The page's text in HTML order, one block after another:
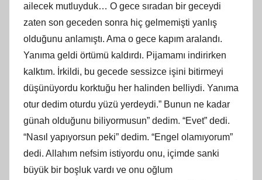
ailecek mutluyduk… O gece sıradan bir geceydi
zaten son geceden sonra hiç gelmemişti yanlış
olduğunu anlamıştı. Ama o gece kapım aralandı.
Yanıma geldi örtümü kaldırdı. Pijamamı indirirken
kalktım. İrkildi, bu gecede sessizce işini bitirmeyi
düşünüyordu korktuğu her halinden belliydi. Yanıma
otur dedim oturdu yüzü yerdeydi.” Bunun ne kadar
günah olduğunu biliyormusun” dedim. “Evet” dedi.
“Nasıl yapıyorsun peki” dedim. “Engel olamıyorum”
dedi. Allahım nefsim istiyordu onu, içimde sanki
büyük bir boşluk vardı ve onu oğlum